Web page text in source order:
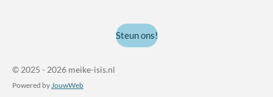
Steun ons!
© 2025 - 2026 meike-isis.nl
Powered by JouwWeb